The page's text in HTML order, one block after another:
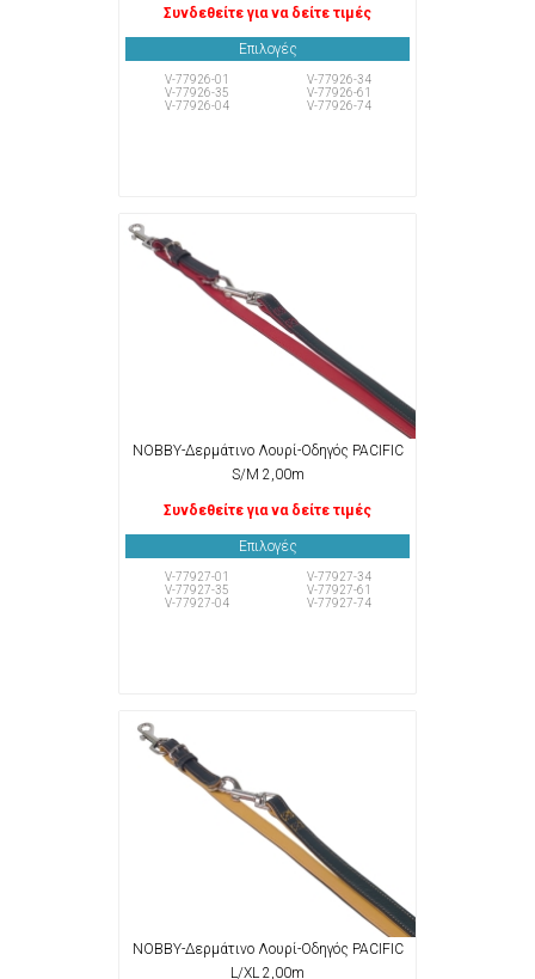
Συνδεθείτε για να δείτε τιμές
Επιλογές
V-77926-01
V-77926-34
V-77926-35
V-77926-61
V-77926-04
V-77926-74
NOBBY-Δερμάτινο Λουρί-Οδηγός PACIFIC
S/M 2,00m
Συνδεθείτε για να δείτε τιμές
Επιλογές
V-77927-01
V-77927-34
V-77927-35
V-77927-61
V-77927-04
V-77927-74
NOBBY-Δερμάτινο Λουρί-Οδηγός PACIFIC
L/XL 2,00m